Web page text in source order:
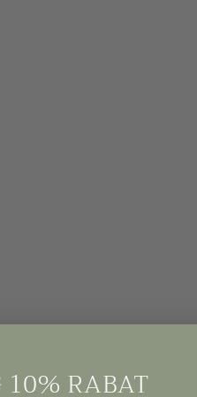
10% RABAT